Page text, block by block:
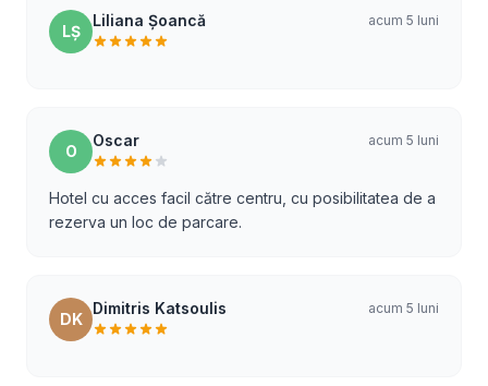
LȘ
Liliana Șoancă acum 5 luni
O
Oscar acum 5 luni
Hotel cu acces facil către centru, cu posibilitatea de a
rezerva un loc de parcare.
DK
Dimitris Katsoulis acum 5 luni